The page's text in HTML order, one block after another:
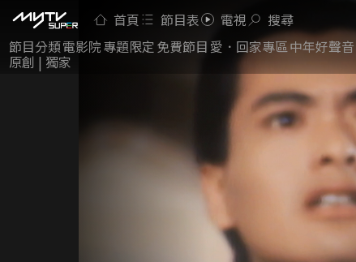
首頁 節目表 電視 搜尋
節目分類電影院專題限定 免費節目 愛．回家專區中年好聲音
原創 | 獨家